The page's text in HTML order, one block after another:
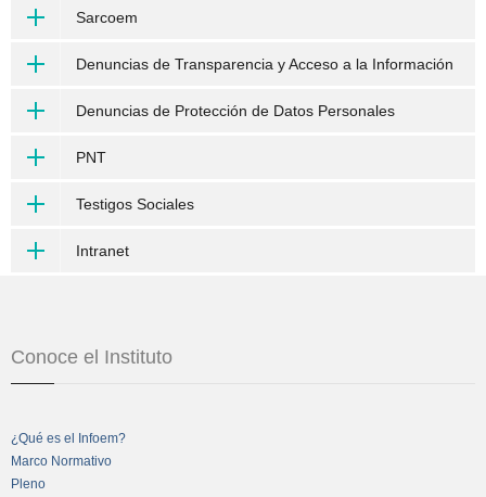
Sarcoem
Denuncias de Transparencia y Acceso a la Información
Denuncias de Protección de Datos Personales
PNT
Testigos Sociales
Intranet
Conoce el Instituto
¿Qué es el Infoem?
Marco Normativo
Pleno